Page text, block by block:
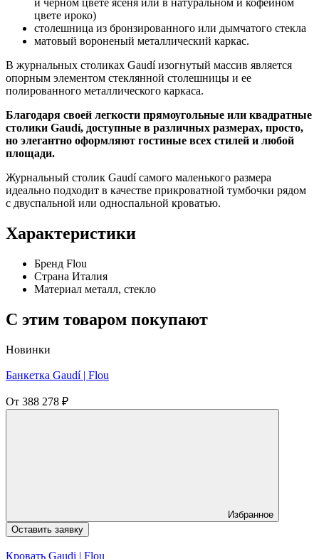
и черном цвете ясеня или в натуральном и кофейном
цвете ироко)
столешница из бронзированного или дымчатого стекла
матовый вороненый металлический каркас.
В журнальных столиках Gaudí изогнутый массив является
опорным элементом стеклянной столешницы и ее
полированного металлического каркаса.
Благодаря своей легкости прямоугольные или квадратные
столики Gaudí, доступные в различных размерах, просто,
но элегантно оформляют гостиные всех стилей и любой
площади.
Журнальный столик Gaudí самого маленького размера
идеально подходит в качестве прикроватной тумбочки рядом
с двуспальной или односпальной кроватью.
Характеристики
Бренд Flou
Страна Италия
Материал металл, стекло
C этим товаром покупают
Новинки
Банкетка Gaudí | Flou
От 388 278 ₽
Избранное
Оставить заявку
Кровать Gaudi | Flou